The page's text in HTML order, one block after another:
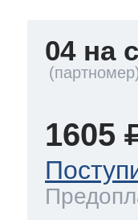
04 на
1605